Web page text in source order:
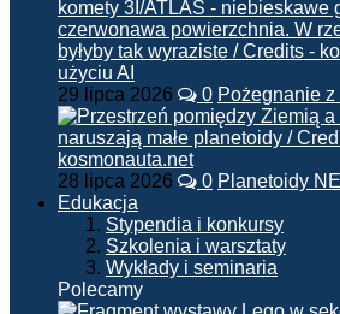
29 lipca 2026 0 Pożegnanie z
28 lipca 2026 0 Planetoidy
Edukacja
Stypendia i konkursy
Szkolenia i warsztaty
Wykłady i seminaria
Polecamy